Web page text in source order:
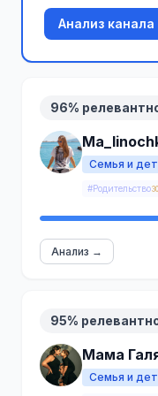
Анализ
96%
Семья и
#Родительство30
Анализ →
95%
Мама
Семья и